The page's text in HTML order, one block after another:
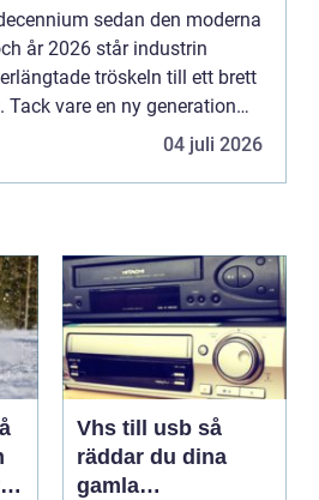
sedan den moderna
år 2026 står industrin
tröskeln till ett brett
vare en ny generation
04 juli 2026
Vhs till usb så
räddar du dina
gamla